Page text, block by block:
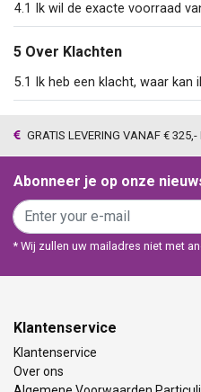
4.1 Ik wil de exacte voorraad
5 Over Klachten
5.1 Ik heb een klacht, waar kan
GRATIS LEVERING VANAF € 325,-
Abonneer je op onze
* Wij zullen uw mailadres niet met
Klantenservice
Klantenservice
Over ons